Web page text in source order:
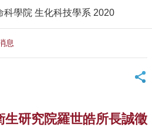
科學院 生化科技學系 2020
息
研究院羅世皓所長誠徵